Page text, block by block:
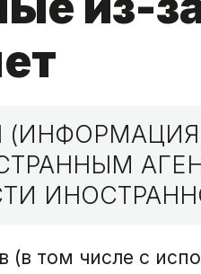
(в том числе с